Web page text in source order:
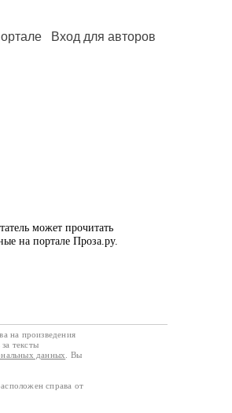
Вход для авторов
может прочитать
на портале Проза.ру.
на произведения
тексты
данных
. Вы
справа от